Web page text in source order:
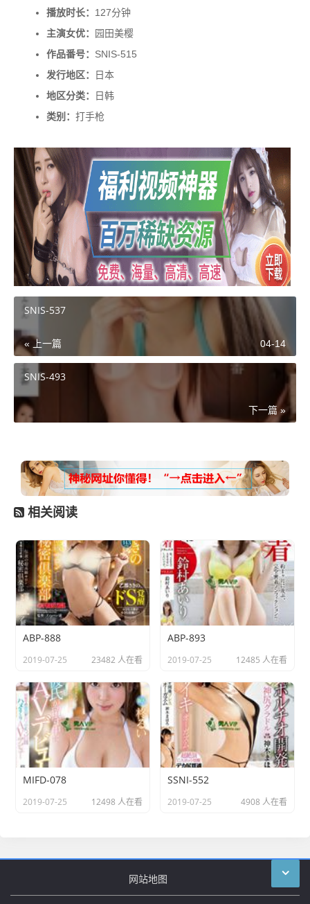
播放时长： 127分钟
主演女优： 园田美樱
作品番号： SNIS-515
发行地区：
日本
地区分类：
日韩
类别： 打手枪
SNIS-537
« 上一篇 04-14
SNIS-493
下一篇 »
相关阅读
ABP-888
2019-07-25 23482 人在看
ABP-893
2019-07-25 12485 人在看
MIFD-078
2019-07-25 12498 人在看
SSNI-552
2019-07-25 4908 人在看
网站地图